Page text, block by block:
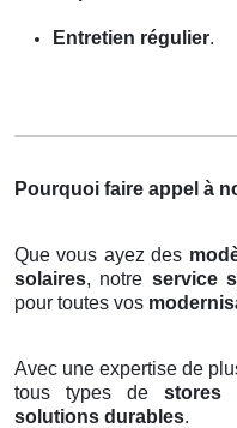
Entretien régulier.
Pourquoi faire appel à
Que vous ayez des
solaires, notre service
pour toutes vos
Avec une expertise de
tous types destores
solutions durables.